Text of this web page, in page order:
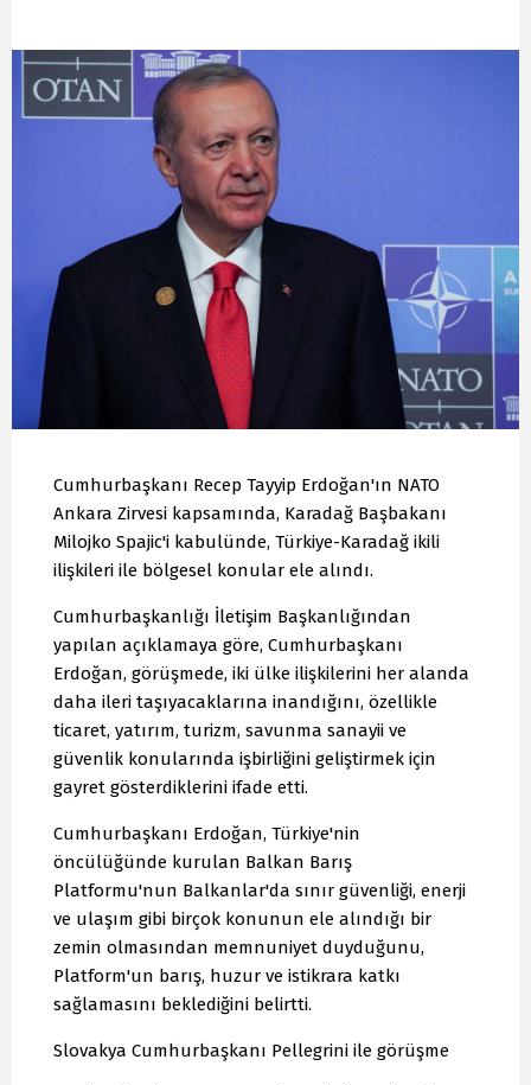
Cumhurbaşkanı Recep Tayyip Erdoğan'ın NATO
Ankara Zirvesi kapsamında, Karadağ Başbakanı
Milojko Spajic'i kabulünde, Türkiye-Karadağ ikili
ilişkileri ile bölgesel konular ele alındı.
Cumhurbaşkanlığı İletişim Başkanlığından
yapılan açıklamaya göre, Cumhurbaşkanı
Erdoğan, görüşmede, iki ülke ilişkilerini her alanda
daha ileri taşıyacaklarına inandığını, özellikle
ticaret, yatırım, turizm, savunma sanayii ve
güvenlik konularında işbirliğini geliştirmek için
gayret gösterdiklerini ifade etti.
Cumhurbaşkanı Erdoğan, Türkiye'nin
öncülüğünde kurulan Balkan Barış
Platformu'nun Balkanlar'da sınır güvenliği, enerji
ve ulaşım gibi birçok konunun ele alındığı bir
zemin olmasından memnuniyet duyduğunu,
Platform'un barış, huzur ve istikrara katkı
sağlamasını beklediğini belirtti.
Slovakya Cumhurbaşkanı Pellegrini ile görüşme